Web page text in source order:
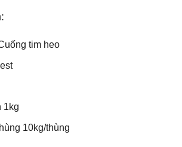
tim heo
1kg
10kg/thùng